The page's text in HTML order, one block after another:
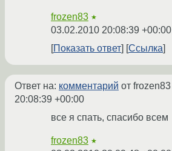
frozen83 ★
03.02.2010 20:08:39 +00:00
Показать ответ Ссылка
Ответ на: комментарий от frozen83
20:08:39 +00:00
все я спать, спасибо всем
frozen83 ★